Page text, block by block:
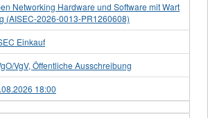
Networking Hardware und Software mit Wart
(AISEC-2026-0013-PR1260608)
Einkauf
VgV, Öffentliche Ausschreibung
18:00